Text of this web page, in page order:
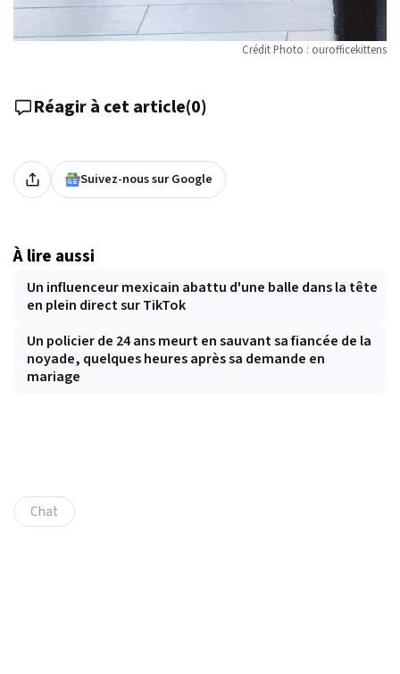
Crédit Photo : ourofficekittens
Réagir à cet article(0)
Suivez-nous sur Google
À lire aussi
Un influenceur mexicain abattu d'une balle dans la tête
en plein direct sur TikTok
Un policier de 24 ans meurt en sauvant sa fiancée de la
noyade, quelques heures après sa demande en
mariage
Chat